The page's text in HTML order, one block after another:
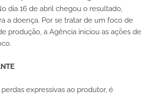
dia 16 de abril chegou o resultado,
a doença. Por se tratar de um foco de
produção, a Agência iniciou as ações de
expressivas ao produtor, é